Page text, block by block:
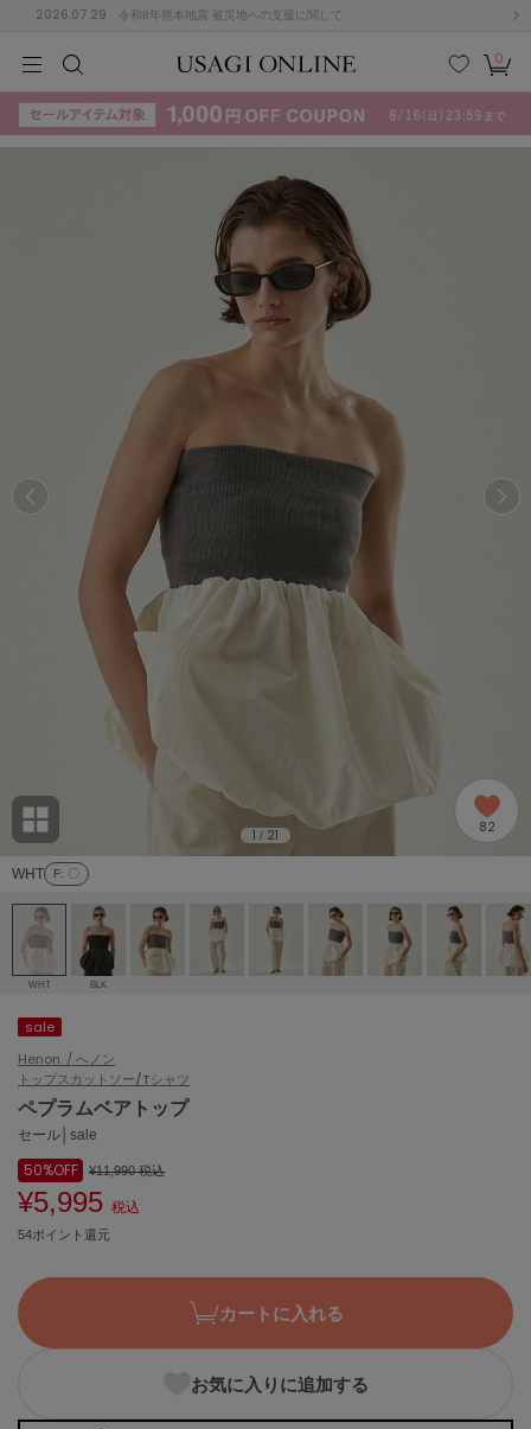
2026.07.29 令和8年熊本地震 被災地への支援に関して
検索
お気
に入
カー
ト
0
KIDSBABYBEAUTYLIFE STYLE
(715)
ームウェア (535)
ョン雑貨 (865)
/ランジェリー (127)
(124)
KIDSBABYBEAUTYLIFE STYLE
F G
M N
T U
ACYM
アシーム
アディダス
adidas by Stella McCartney
アディダス バイ ステラマッカートニー
ALLISON BROWN
アリソンブラウン
Ame no chi Hare
アメノチハレ
AMOMMA
アモマ
ánuans
アニュアンス
ànuke
アンヌーク
ASICS
アシックス
Ballelite
バレリット
バンドリヤー
Barbour
バブアー
ビヨンドクローゼット
WHT F: 〇
1 / 21 82
WHT BLK
sale
Henon. / へノン
トップスカットソー/Tシャツ
ペプラムベアトップ
セール│sale
50%OFF ¥11,990税込
¥5,995 税込
54ポイント還元
カートに入れる
お気に入りに追加する